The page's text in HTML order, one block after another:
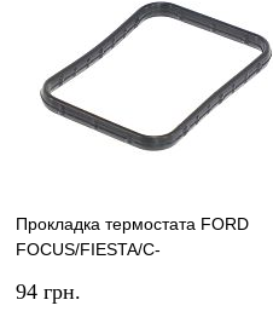
Прокладка термостата FORD
FOCUS/FIESTA/C-
94 грн.